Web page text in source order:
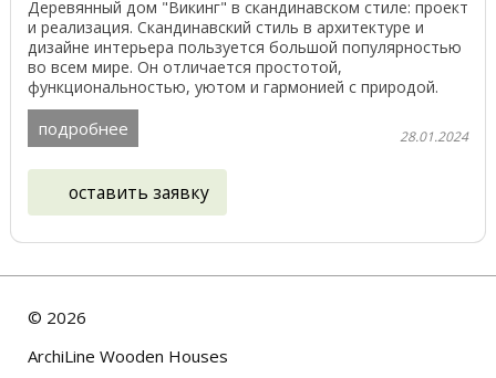
Деревянный дом "Викинг" в скандинавском стиле: проект
и реализация. Скандинавский стиль в архитектуре и
дизайне интерьера пользуется большой популярностью
во всем мире. Он отличается простотой,
функциональностью, уютом и гармонией с природой.
Дерево ...
подробнее 28.01.2024
оставить заявку
© 2026
ArchiLine Wooden Houses